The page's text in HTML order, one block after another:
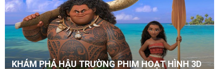
KHÁM PHÁ HẬU TRƯỜNG PHIM HOẠT HÌNH 3D